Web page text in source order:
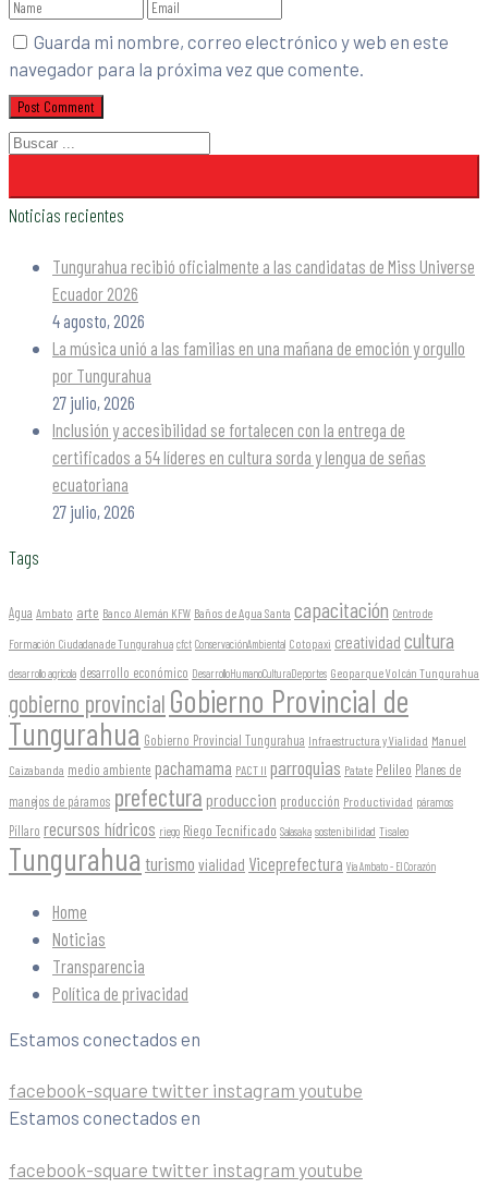
Guarda mi nombre, correo electrónico y web en este
navegador para la próxima vez que comente.
Noticias recientes
Tungurahua recibió oficialmente a las candidatas de Miss Universe
Ecuador 2026
4 agosto, 2026
La música unió a las familias en una mañana de emoción y orgullo
por Tungurahua
27 julio, 2026
Inclusión y accesibilidad se fortalecen con la entrega de
certificados a 54 líderes en cultura sorda y lengua de señas
ecuatoriana
27 julio, 2026
Tags
Agua Ambato arte Banco Alemán KFW Baños de Agua Santa capacitación Centro de
Formación Ciudadana de Tungurahua cfct ConservaciónAmbiental Cotopaxi creatividad cultura
desarrollo agrícola desarrollo económico DesarrolloHumanoCulturaDeportes Geoparque Volcán Tungurahua
gobierno provincial Gobierno Provincial de
Tungurahua Gobierno Provincial Tungurahua Infraestructura y Vialidad Manuel
Caizabanda medio ambiente pachamama PACT II parroquias Patate Pelileo Planes de
manejos de páramos prefectura produccion producción Productividad páramos
Píllaro recursos hídricos riego Riego Tecnificado Salasaka sostenibilidad Tisaleo
Tungurahua turismo vialidad Viceprefectura Vía Ambato - El Corazón
Home
Noticias
Transparencia
Política de privacidad
Estamos conectados en
facebook-square twitter instagram youtube
Estamos conectados en
facebook-square twitter instagram youtube